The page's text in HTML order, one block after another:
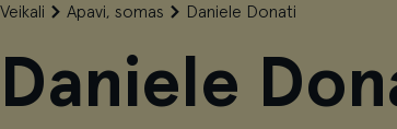
Veikali Apavi, somas Daniele Donati
Daniele